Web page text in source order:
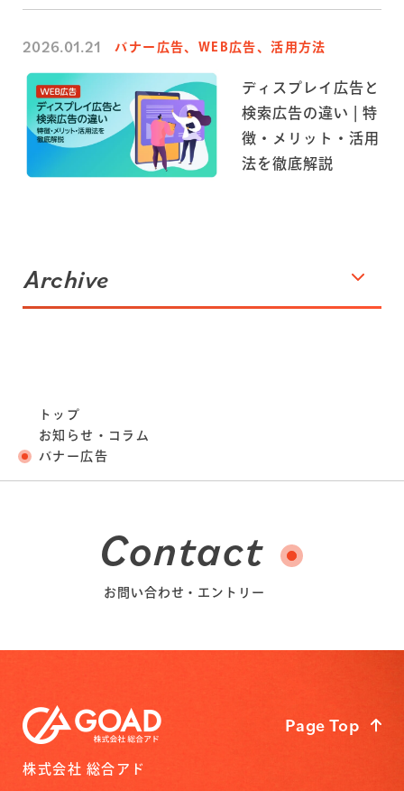
2026.01.21 バナー広告、WEB広告、活用方法
ディスプレイ広告と
検索広告の違い | 特
徴・メリット・活用
法を徹底解説
Archive
トップ
お知らせ・コラム
バナー広告
Contact
お問い合わせ・エントリー
株式会社 総合アド
Page Top